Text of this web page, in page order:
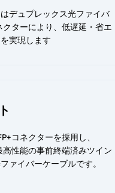
デュプレックス光ファイバ
ターにより、低遅延・省エ
実現します
コネクターを採用し、
性能の事前終端済みツイン
ァイバーケーブルです。